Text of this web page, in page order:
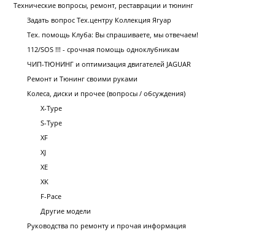
Технические вопросы, ремонт, реставрации и тюнинг
Задать вопрос Тех.центру Коллекция Ягуар
Тех. помощь Клуба: Вы спрашиваете, мы отвечаем!
112/SOS !!! - срочная помощь одноклубникам
ЧИП-ТЮНИНГ и оптимизация двигателей JAGUAR
Ремонт и Тюнинг своими руками
Колеса, диски и прочее (вопросы / обсуждения)
X-Type
S-Type
XF
XJ
XE
XK
F-Pace
Другие модели
Руководства по ремонту и прочая информация